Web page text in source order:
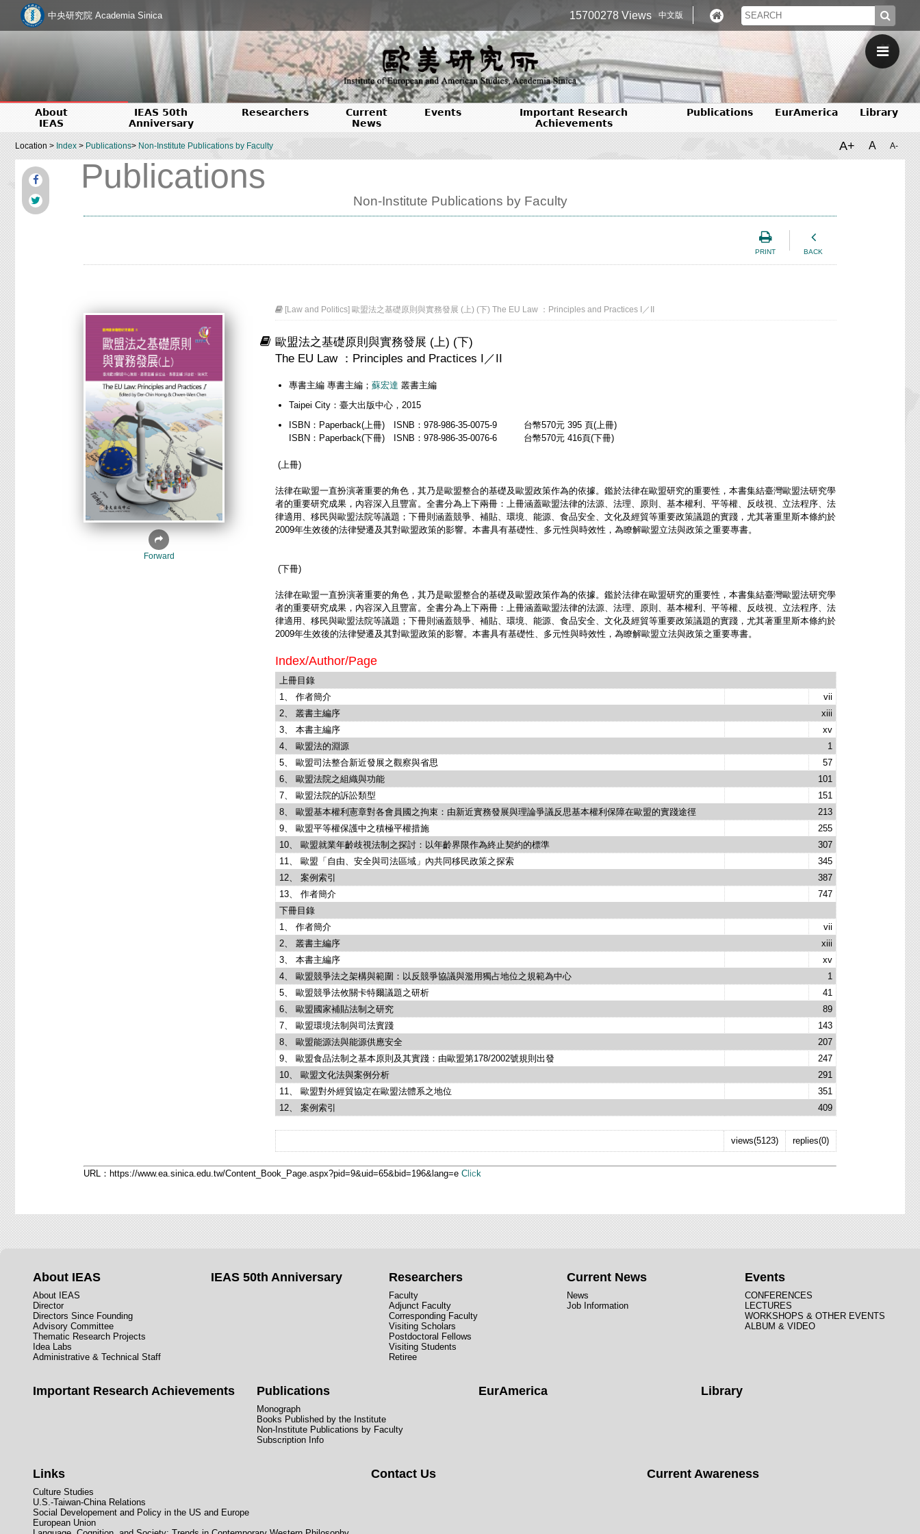
中央研究院 Academia Sinica 15700278 Views 中文版
About
IEAS
IEAS 50th
Anniversary
Researchers
Current
News
Events
Important Research
Achievements
Publications EurAmerica Library
Location >Index>Publications>Non-Institute Publications by Faculty A+ A A-
Publications
Non-Institute Publications by Faculty
PRINT BACK
Forward
[Law and Politics] 歐盟法之基礎原則與實務發展 (上) (下) The EU Law ：Principles and Practices I／II
歐盟法之基礎原則與實務發展 (上) (下)
The EU Law ：Principles and Practices I／II
專書主編 專書主編； 蘇宏達 叢書主編
Taipei City：臺大出版中心，2015
ISBN：Paperback(上冊) ISNB：978-986-35-0075-9 台幣570元 395 頁(上冊)
ISBN：Paperback(下冊) ISNB：978-986-35-0076-6 台幣570元 416頁(下冊)
(上冊)
法律在歐盟一直扮演著重要的角色，其乃是歐盟整合的基礎及歐盟政策作為的依據。鑑於法律在歐盟研究的重要性，本書集結臺灣歐盟法研究學
者的重要研究成果，內容深入且豐富。全書分為上下兩冊：上冊涵蓋歐盟法律的法源、法理、原則、基本權利、平等權、反歧視、立法程序、法
律適用、移民與歐盟法院等議題；下冊則涵蓋競爭、補貼、環境、能源、食品安全、文化及經貿等重要政策議題的實踐，尤其著重里斯本條約於
2009年生效後的法律變遷及其對歐盟政策的影響。本書具有基礎性、多元性與時效性，為瞭解歐盟立法與政策之重要專書。
(下冊)
法律在歐盟一直扮演著重要的角色，其乃是歐盟整合的基礎及歐盟政策作為的依據。鑑於法律在歐盟研究的重要性，本書集結臺灣歐盟法研究學
者的重要研究成果，內容深入且豐富。全書分為上下兩冊：上冊涵蓋歐盟法律的法源、法理、原則、基本權利、平等權、反歧視、立法程序、法
律適用、移民與歐盟法院等議題；下冊則涵蓋競爭、補貼、環境、能源、食品安全、文化及經貿等重要政策議題的實踐，尤其著重里斯本條約於
2009年生效後的法律變遷及其對歐盟政策的影響。本書具有基礎性、多元性與時效性，為瞭解歐盟立法與政策之重要專書。
Index/Author/Page
上冊目錄
1、 作者簡介
vii
2、 叢書主編序
xiii
3、 本書主編序
xv
4、 歐盟法的淵源
1
5、 歐盟司法整合新近發展之觀察與省思
57
6、 歐盟法院之組織與功能
101
7、 歐盟法院的訴訟類型
151
8、 歐盟基本權利憲章對各會員國之拘束：由新近實務發展與理論爭議反思基本權利保障在歐盟的實踐途徑
213
9、 歐盟平等權保護中之積極平權措施
255
10、 歐盟就業年齡歧視法制之探討：以年齡界限作為終止契約的標準
307
11、 歐盟「自由、安全與司法區域」內共同移民政策之探索
345
12、 案例索引
387
13、 作者簡介
747
下冊目錄
1、 作者簡介
vii
2、 叢書主編序
xiii
3、 本書主編序
xv
4、 歐盟競爭法之架構與範圍：以反競爭協議與濫用獨占地位之規範為中心
1
5、 歐盟競爭法攸關卡特爾議題之研析
41
6、 歐盟國家補貼法制之研究
89
7、 歐盟環境法制與司法實踐
143
8、 歐盟能源法與能源供應安全
207
9、 歐盟食品法制之基本原則及其實踐：由歐盟第178/2002號規則出發
247
10、 歐盟文化法與案例分析
291
11、 歐盟對外經貿協定在歐盟法體系之地位
351
12、 案例索引
409
replies(0)
views(5123)
URL： https://www.ea.sinica.edu.tw/Content_Book_Page.aspx?pid=9&uid=65&bid=196&lang=e Click
About IEAS
About IEAS
Director
Directors Since Founding
Advisory Committee
Thematic Research Projects
Idea Labs
Administrative & Technical Staff
IEAS 50th Anniversary Researchers
Faculty
Adjunct Faculty
Corresponding Faculty
Visiting Scholars
Postdoctoral Fellows
Visiting Students
Retiree
Current News
News
Job Information
Events
CONFERENCES
LECTURES
WORKSHOPS & OTHER EVENTS
ALBUM & VIDEO
Important Research Achievements Publications
Monograph
Books Published by the Institute
Non-Institute Publications by Faculty
Subscription Info
EurAmerica Library
Links
Culture Studies
U.S.-Taiwan-China Relations
Social Developement and Policy in the US and Europe
European Union
Contact Us Current Awareness